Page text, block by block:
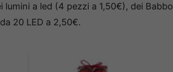
a led (4 pezzi a 1,50€), dei Babbo
20 LED a 2,50€.